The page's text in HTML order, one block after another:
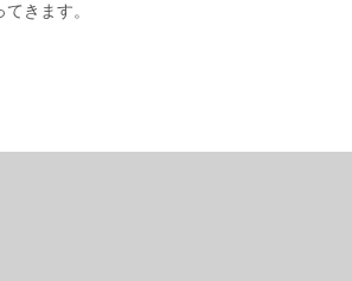
きます。